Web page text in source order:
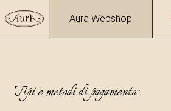
Aura Webshop
Tipi e metodi di pagamento: